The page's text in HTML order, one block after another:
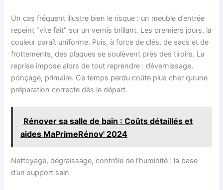
Un cas fréquent illustre bien le risque : un meuble d’entrée
repeint “vite fait” sur un vernis brillant. Les premiers jours, la
couleur paraît uniforme. Puis, à force de clés, de sacs et de
frottements, des plaques se soulèvent près des tiroirs. La
reprise impose alors de tout reprendre : dévernissage,
ponçage, primaire. Ce temps perdu coûte plus cher qu’une
préparation correcte dès le départ.
Rénover sa salle de bain : Coûts détaillés et
aides MaPrimeRénov' 2024
Nettoyage, dégraissage, contrôle de l’humidité : la base
d’un support sain